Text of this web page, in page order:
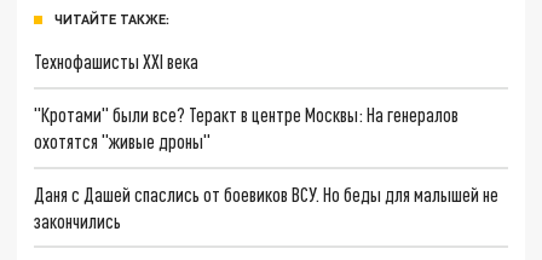
ЧИТАЙТЕ ТАКЖЕ:
Технофашисты XXI века
"Кротами" были все? Теракт в центре Москвы: На генералов
охотятся "живые дроны"
Даня с Дашей спаслись от боевиков ВСУ. Но беды для малышей не
закончились